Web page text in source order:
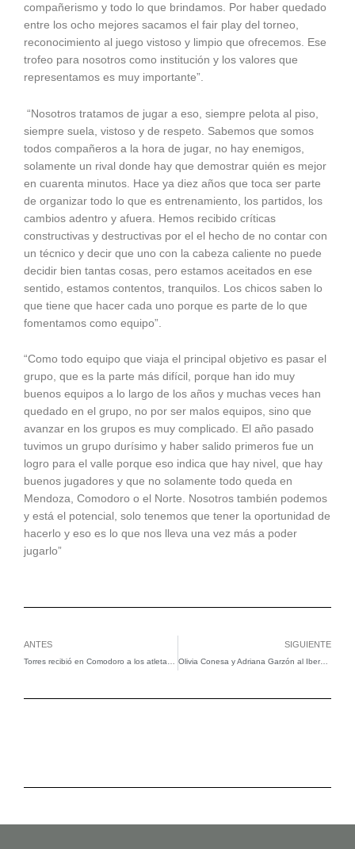
compañerismo y todo lo que brindamos. Por haber quedado
entre los ocho mejores sacamos el fair play del torneo,
reconocimiento al juego vistoso y limpio que ofrecemos. Ese
trofeo para nosotros como institución y los valores que
representamos es muy importante”.
“Nosotros tratamos de jugar a eso, siempre pelota al piso,
siempre suela, vistoso y de respeto. Sabemos que somos
todos compañeros a la hora de jugar, no hay enemigos,
solamente un rival donde hay que demostrar quién es mejor
en cuarenta minutos. Hace ya diez años que toca ser parte
de organizar todo lo que es entrenamiento, los partidos, los
cambios adentro y afuera. Hemos recibido críticas
constructivas y destructivas por el el hecho de no contar con
un técnico y decir que uno con la cabeza caliente no puede
decidir bien tantas cosas, pero estamos aceitados en ese
sentido, estamos contentos, tranquilos. Los chicos saben lo
que tiene que hacer cada uno porque es parte de lo que
fomentamos como equipo”.
“Como todo equipo que viaja el principal objetivo es pasar el
grupo, que es la parte más difícil, porque han ido muy
buenos equipos a lo largo de los años y muchas veces han
quedado en el grupo, no por ser malos equipos, sino que
avanzar en los grupos es muy complicado. El año pasado
tuvimos un grupo durísimo y haber salido primeros fue un
logro para el valle porque eso indica que hay nivel, que hay
buenos jugadores y que no solamente todo queda en
Mendoza, Comodoro o el Norte. Nosotros también podemos
y está el potencial, solo tenemos que tener la oportunidad de
hacerlo y eso es lo que nos lleva una vez más a poder
jugarlo”
Ant
ANTES
Torres recibió en Comodoro a los atletas chubutenses que brillaron en los Juegos EPADE y destacó “el rol formador del deporte”
SIGUIENTE
Olivia Conesa y Adriana Garzón al Iberoamericano U20